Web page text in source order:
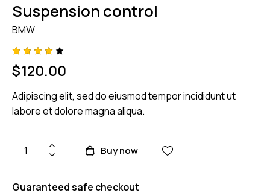
Suspension control
BMW
Class
ificado
com
em 5
base
1
o de
cliente
$120.00
Adipiscing elit, sed do eiusmod tempor incididunt ut
labore et dolore magna aliqua.
Buy now
Guaranteed safe checkout